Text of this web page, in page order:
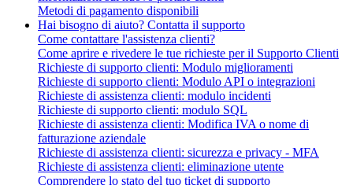
Metodi di pagamento disponibili
Hai bisogno di aiuto? Contatta il supporto
Come contattare l'assistenza clienti?
Come aprire e rivedere le tue richieste per il Supporto Clienti
Richieste di supporto clienti: Modulo miglioramenti
Richieste di supporto clienti: Modulo API o integrazioni
Richieste di assistenza clienti: modulo incidenti
Richieste di supporto clienti: modulo SQL
Richieste di assistenza clienti: Modifica IVA o nome di
fatturazione aziendale
Richieste di assistenza clienti: sicurezza e privacy - MFA
Richieste di assistenza clienti: eliminazione utente
Comprendere lo stato del tuo ticket di supporto